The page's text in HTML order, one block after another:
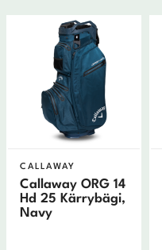
CALLAWAY
Callaway ORG 14
Hd 25 Kärrybägi,
Navy